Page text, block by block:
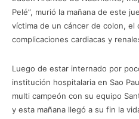
Pelé”, murió la mañana de este
víctima de un cáncer de colon, el
complicaciones cardiacas y
Luego de estar internado por
institución hospitalaria en Sao
multi campeón con su equipo
y esta mañana llegó a su fin la